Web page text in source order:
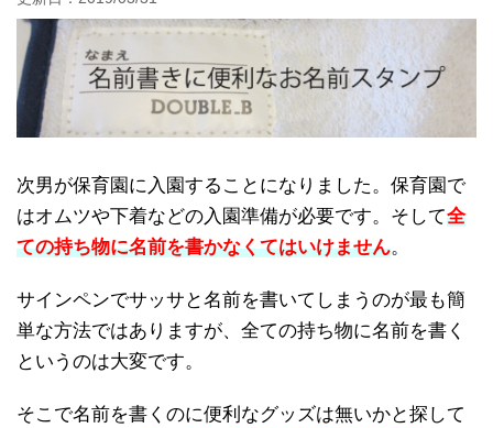
次男が保育園に入園することになりました。保育園で
はオムツや下着などの入園準備が必要です。そして全
ての持ち物に名前を書かなくてはいけません。
サインペンでサッサと名前を書いてしまうのが最も簡
単な方法ではありますが、全ての持ち物に名前を書く
というのは大変です。
そこで名前を書くのに便利なグッズは無いかと探して